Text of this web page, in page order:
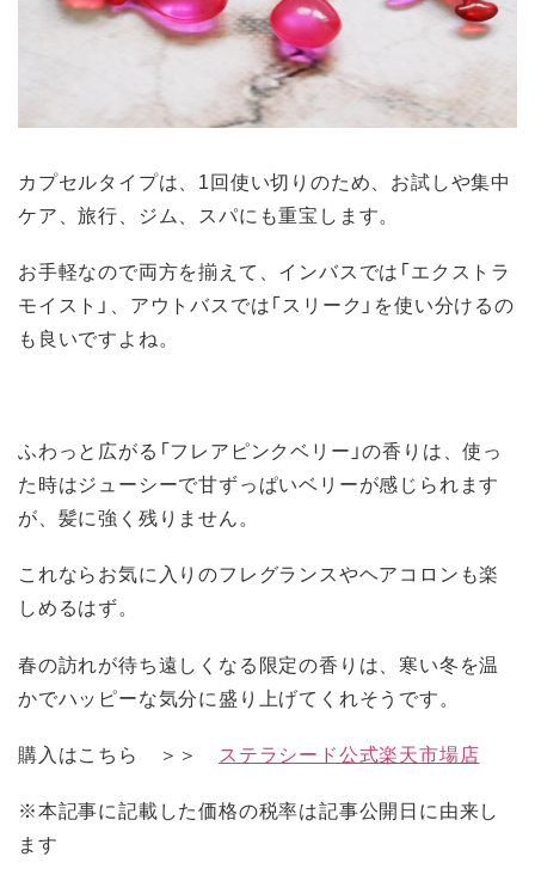
カプセルタイプは、1回使い切りのため、お試しや集中
ケア、旅行、ジム、スパにも重宝します。
お手軽なので両方を揃えて、インバスでは「エクストラ
モイスト」、アウトバスでは「スリーク」を使い分けるの
も良いですよね。
ふわっと広がる「フレアピンクベリー」の香りは、使っ
た時はジューシーで甘ずっぱいベリーが感じられます
が、髪に強く残りません。
これならお気に入りのフレグランスやヘアコロンも楽
しめるはず。
春の訪れが待ち遠しくなる限定の香りは、寒い冬を温
かでハッピーな気分に盛り上げてくれそうです。
購入はこちら ＞＞ ステラシード公式楽天市場店
※本記事に記載した価格の税率は記事公開日に由来し
ます